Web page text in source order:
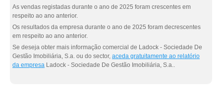
As vendas registadas durante o ano de 2025 foram crescentes em
respeito ao ano anterior.
Os resultados da empresa durante o ano de 2025 foram decrescentes
em respeito ao ano anterior.
Se deseja obter mais informação comercial de Ladock - Sociedade De
Gestão Imobiliária, S.a. ou do sector, aceda gratuitamente ao relatório
da empresa Ladock - Sociedade De Gestão Imobiliária, S.a..